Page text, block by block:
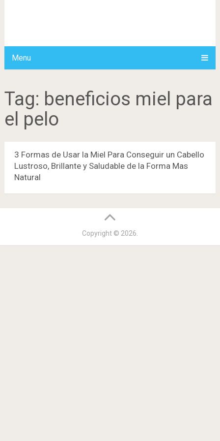
Menu
Tag: beneficios miel para
el pelo
3 Formas de Usar la Miel Para Conseguir un Cabello
Lustroso, Brillante y Saludable de la Forma Mas
Natural
Copyright © 2026.